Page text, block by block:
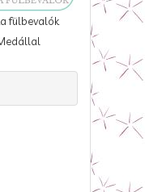
fülbevalók